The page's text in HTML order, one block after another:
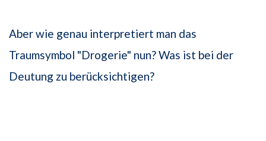
Aber wie genau interpretiert man das
Traumsymbol "Drogerie" nun? Was ist bei der
Deutung zu berücksichtigen?